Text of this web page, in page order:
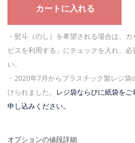
・熨斗（のし）を希望される場合は、
ビスを利用する」にチェックを入れ、
い。
・2020年7月からプラスチック製レジ
けられました。
レジ袋ならびに紙袋を
申し込みください。
オプションの値段詳細